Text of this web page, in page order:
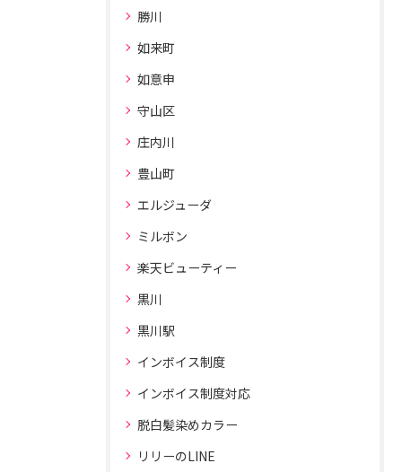
勝川
如来町
如意申
守山区
庄内川
豊山町
エルジューダ
ミルボン
楽天ビューティー
黒川
黒川駅
インボイス制度
インボイス制度対応
脱白髪染めカラー
リリーのLINE